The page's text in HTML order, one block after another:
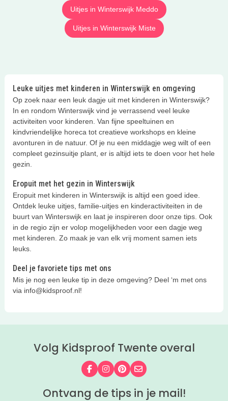
Uitjes in Winterswijk Meddo
Uitjes in Winterswijk Miste
Leuke uitjes met kinderen in Winterswijk en omgeving
Op zoek naar een leuk dagje uit met kinderen in Winterswijk?
In en rondom Winterswijk vind je verrassend veel leuke
activiteiten voor kinderen. Van fijne speeltuinen en
kindvriendelijke horeca tot creatieve workshops en kleine
avonturen in de natuur. Of je nu een middagje weg wilt of een
compleet gezinsuitje plant, er is altijd iets te doen voor het hele
gezin.
Eropuit met het gezin in Winterswijk
Eropuit met kinderen in Winterswijk is altijd een goed idee.
Ontdek leuke uitjes, familie-uitjes en kinderactiviteiten in de
buurt van Winterswijk en laat je inspireren door onze tips. Ook
in de regio zijn er volop mogelijkheden voor een dagje weg
met kinderen. Zo maak je van elk vrij moment samen iets
leuks.
Deel je favoriete tips met ons
Mis je nog een leuke tip in deze omgeving? Deel ‘m met ons
via info@kidsproof.nl!
Volg Kidsproof Twente overal
Volg ons op Facebook
Volg ons op Instagram
Volg ons op Pinterest
Mail ons
Ontvang de tips in je mail!